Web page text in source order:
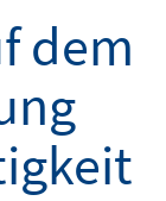
dem